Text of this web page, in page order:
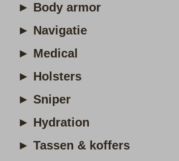
► Body armor
► Navigatie
► Medical
► Holsters
► Sniper
► Hydration
► Tassen & koffers